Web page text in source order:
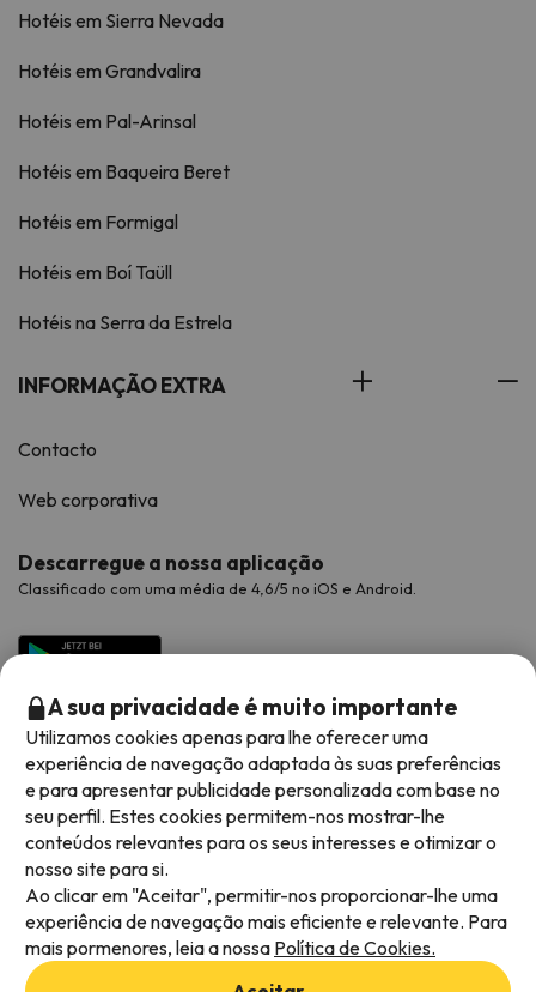
Hotéis em Sierra Nevada
Hotéis em Grandvalira
Hotéis em Pal-Arinsal
Hotéis em Baqueira Beret
Hotéis em Formigal
Hotéis em Boí Taüll
Hotéis na Serra da Estrela
INFORMAÇÃO EXTRA
Contacto
Web corporativa
Descarregue a nossa aplicação
Classificado com uma média de 4,6/5 no iOS e Android.
Métodos de pagamento disponíveis
A sua privacidade é muito importante
Utilizamos cookies apenas para lhe oferecer uma
experiência de navegação adaptada às suas preferências
e para apresentar publicidade personalizada com base no
seu perfil. Estes cookies permitem-nos mostrar-lhe
conteúdos relevantes para os seus interesses e otimizar o
nosso site para si.
Ao clicar em "Aceitar", permitir-nos proporcionar-lhe uma
experiência de navegação mais eficiente e relevante. Para
mais pormenores, leia a nossa Política de Cookies.